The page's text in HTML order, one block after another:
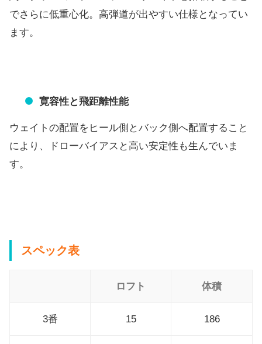
でさらに低重心化。高弾道が出やすい仕様となってい
ます。
寛容性と飛距離性能
ウェイトの配置をヒール側とバック側へ配置すること
により、
ドローバイアスと高い安定性も生んでいま
す。
スペック表
ロフト 体積
3番 15 186